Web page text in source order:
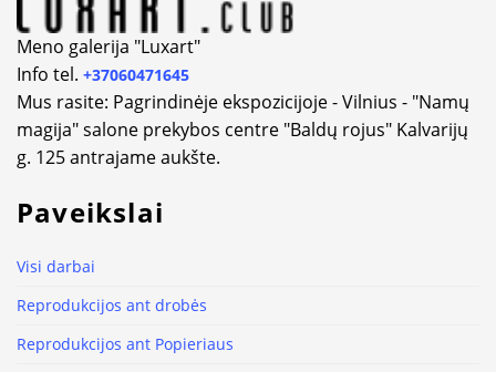
Meno galerija "Luxart"
Info tel. +37060471645
Mus rasite: Pagrindinėje ekspozicijoje - Vilnius - "Namų
magija" salone prekybos centre "Baldų rojus" Kalvarijų
g. 125 antrajame aukšte.
Paveikslai
Visi darbai
Reprodukcijos ant drobės
Reprodukcijos ant Popieriaus